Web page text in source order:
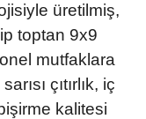
üretilmiş,
toptan 9x9
mutfaklara
çıtırlık, iç
kalitesi